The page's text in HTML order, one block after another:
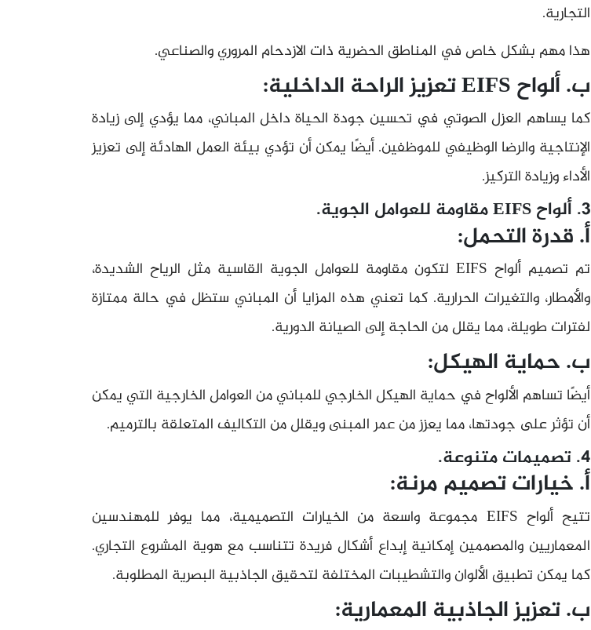
التجارية.
هذا مهم بشكل خاص في المناطق الحضرية ذات الازدحام المروري والصناعي.
ب. ألواح EIFS تعزيز الراحة الداخلية:
كما يساهم العزل الصوتي في تحسين جودة الحياة داخل المباني، مما يؤدي إلى زيادة
الإنتاجية والرضا الوظيفي للموظفين. أيضًا يمكن أن تؤدي بيئة العمل الهادئة إلى تعزيز
الأداء وزيادة التركيز.
3. ألواح EIFS مقاومة للعوامل الجوية.
أ. قدرة التحمل:
تم تصميم ألواح EIFS لتكون مقاومة للعوامل الجوية القاسية مثل الرياح الشديدة،
والأمطار، والتغيرات الحرارية. كما تعني هذه المزايا أن المباني ستظل في حالة ممتازة
لفترات طويلة، مما يقلل من الحاجة إلى الصيانة الدورية.
ب. حماية الهيكل:
أيضًا تساهم الألواح في حماية الهيكل الخارجي للمباني من العوامل الخارجية التي يمكن
أن تؤثر على جودتها، مما يعزز من عمر المبنى ويقلل من التكاليف المتعلقة بالترميم.
4. تصميمات متنوعة.
أ. خيارات تصميم مرنة:
تتيح ألواح EIFS مجموعة واسعة من الخيارات التصميمية، مما يوفر للمهندسين
المعماريين والمصممين إمكانية إبداع أشكال فريدة تتناسب مع هوية المشروع التجاري.
كما يمكن تطبيق الألوان والتشطيبات المختلفة لتحقيق الجاذبية البصرية المطلوبة.
ب. تعزيز الجاذبية المعمارية: